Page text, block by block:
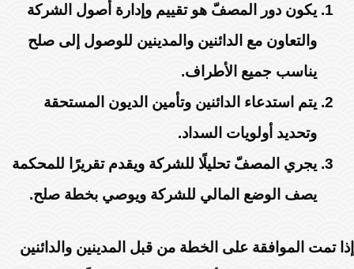
يكون دور المصفّ هو تقييم وإدارة أصول الشركة
والتعاون مع الدائنين والمدينين للوصول إلى صلح
يناسب جميع الأطراف.
يتم استدعاء الدائنين وتأمين الديون المستحقة
وتحديد أولويات السداد.
يجري المصفّ تحليلًا للشركة ويقدم تقريرًا للمحكمة
يصف الوضع المالي للشركة ويوصي بخطة صلح.
إذا تمت الموافقة على الخطة من قبل المدينين والدائنين